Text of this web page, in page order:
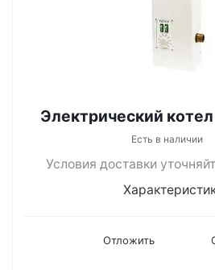
Электрический
Есть в наличии
Условия доставки
Отложить